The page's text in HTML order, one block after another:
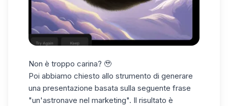
Non è troppo carina? 🥹
Poi abbiamo chiesto allo strumento di generare
una presentazione basata sulla seguente frase
"un'astronave nel marketing". Il risultato è